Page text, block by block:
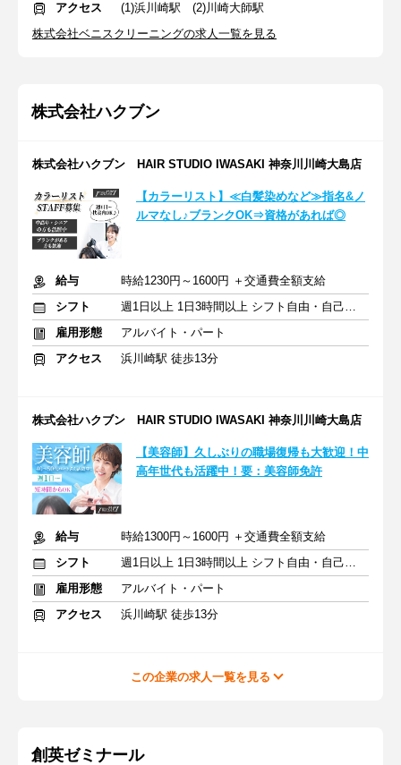
アクセス
(1)浜川崎駅 (2)川崎大師駅
株式会社ベニスクリーニングの求人一覧を見る
株式会社ハクブン
株式会社ハクブン HAIR STUDIO IWASAKI 神奈川川崎大島店
【カラーリスト】≪白髪染めなど≫指名&ノ
ルマなし♪ブランクOK⇒資格があれば◎
給与
時給1230円～1600円 ＋交通費全額支給
シフト
週1日以上 1日3時間以上 シフト自由・自己申告
雇用形態
アルバイト・パート
アクセス
浜川崎駅 徒歩13分
株式会社ハクブン HAIR STUDIO IWASAKI 神奈川川崎大島店
【美容師】久しぶりの職場復帰も大歓迎！中
高年世代も活躍中！要：美容師免許
給与
時給1300円～1600円 ＋交通費全額支給
シフト
週1日以上 1日3時間以上 シフト自由・自己申告
雇用形態
アルバイト・パート
アクセス
浜川崎駅 徒歩13分
この企業の求人一覧を見る
創英ゼミナール